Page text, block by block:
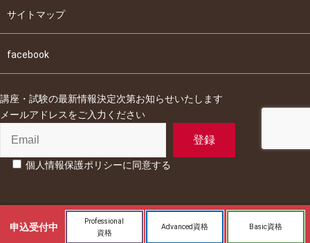
申込受付中
Professional
資格
Advanced資格 Basic資格
サイトマップ
facebook
講座・試験の最新情報決定次第お知らせいたします
メールアドレスをご入力ください
個人情報保護ポリシーに同意する
Copyright©2025 Motivation Management Association. All rights reserved.